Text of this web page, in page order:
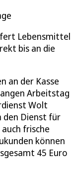
Lebensmittel
bis an die
an der Kasse
Arbeitstag
Wolt
den Dienst für
frische
können
45 Euro